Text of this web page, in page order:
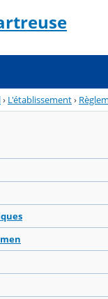
› L'établissement›